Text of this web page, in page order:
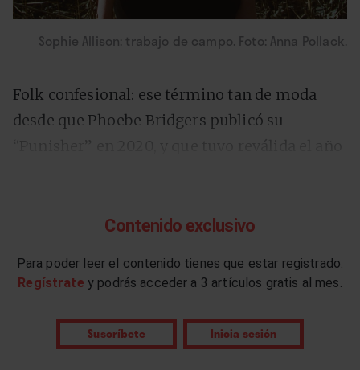
Sophie Allison: trabajo de campo. Foto: Anna Pollack.
Folk confesional: ese término tan de moda
desde que Phoebe Bridgers publicó su
exhaustivo, podríamos atestiguar el
“confesional” en la música de la tercera década
nuestro país).
Contenido exclusivo
Para poder leer el contenido tienes que estar registrado.
Regístrate y podrás acceder a 3 artículos gratis al mes.
Suscríbete Inicia sesión